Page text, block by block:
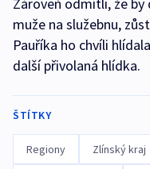
Zároveň odmítli, že
muže na služebnu,
Pauříka ho chvíli
další přivolaná hlídka.
ŠTÍTKY
Regiony Zlínský kraj